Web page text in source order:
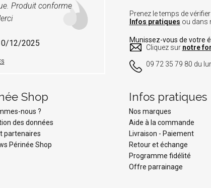
Produit conforme
12/2025
Prenez le temps de
Infos pratiques ou dans
Munissez-vous de votre
Cliquez sur notre
09 72 35 79 80 du
Shop
nous ?
des données
partenaires
Périnée Shop
Infos pratiques
Nos marques
Aide à la commande
Livraison - Paiement
Retour et échange
Programme fidélité
Offre parrainage